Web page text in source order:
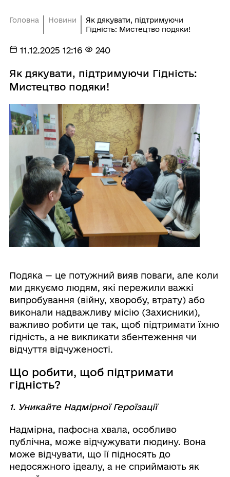
Головна Новини
Як дякувати, підтримуючи
Гідність: Мистецтво подяки!
11.12.2025 12:16 240
Як дякувати, підтримуючи Гідність:
Мистецтво подяки!
Подяка — це потужний вияв поваги, але коли
ми дякуємо людям, які пережили важкі
випробування (війну, хворобу, втрату) або
виконали надважливу місію (Захисники),
важливо робити це так, щоб підтримати їхню
гідність, а не викликати збентеження чи
відчуття відчуженості.
Що робити, щоб підтримати
гідність?
1. Уникайте Надмірної Героїзації
Надмірна, пафосна хвала, особливо
публічна, може відчужувати людину. Вона
може відчувати, що її підносять до
недосяжного ідеалу, а не сприймають як